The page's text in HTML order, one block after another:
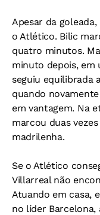
Apesar da
o Atlético. Bilic
quatro minutos.
minuto depois, em
seguiu equilibrada
quando
em vantagem. Na
marcou duas
madrilenha.
Se o Atlético
Villarreal não
Atuando em casa,
no líder Barcelona,